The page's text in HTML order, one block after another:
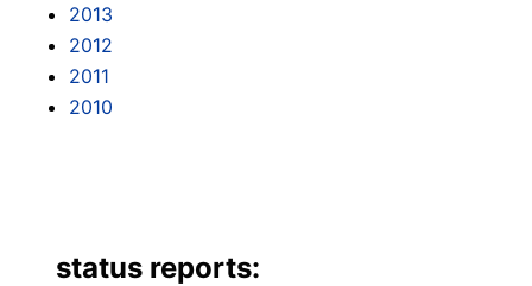
2013
2012
2011
2010
status reports: